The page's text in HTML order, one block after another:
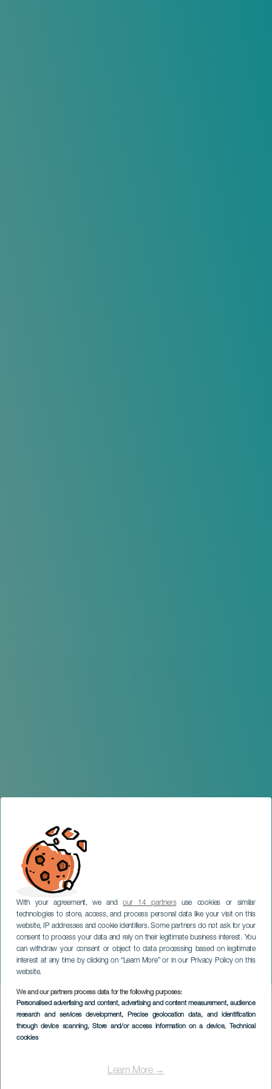
With your agreement, we andour 14 partnersuse cookies or similar
technologies to store, access, and process personal data like your visit on this
website, IP addresses and cookie identifiers. Some partners do not ask for your
consent to process your data and rely on their legitimate business interest. You
can withdraw your consent or object to data processing based on legitimate
interest at any time by clicking on “Learn More” or in our Privacy Policy on this
website.
We and our partners process data for the following purposes:
Personalised advertising and content, advertising and content measurement, audience
research and services development, Precise geolocation data, and identification
through device scanning, Store and/or access information on a device, Technical
cookies
Learn More →
Midlertidig udstilling:
Jordens stemme
LANZAROTE
Imagen
Listado